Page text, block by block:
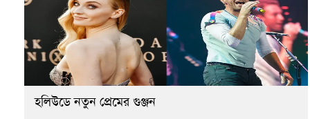
হলিউডে নতুন প্রেমের গুঞ্জন